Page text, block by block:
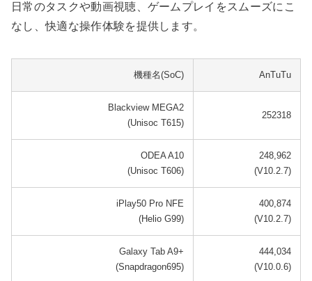
日常のタスクや動画視聴、ゲームプレイをスムーズにこ
なし、快適な操作体験を提供します。
機種名(SoC) AnTuTu
Blackview MEGA2
(Unisoc T615)
252318
ODEA A10
(Unisoc T606)
248,962
(V10.2.7)
iPlay50 Pro NFE
(Helio G99)
400,874
(V10.2.7)
Galaxy Tab A9+
(Snapdragon695)
444,034
(V10.0.6)